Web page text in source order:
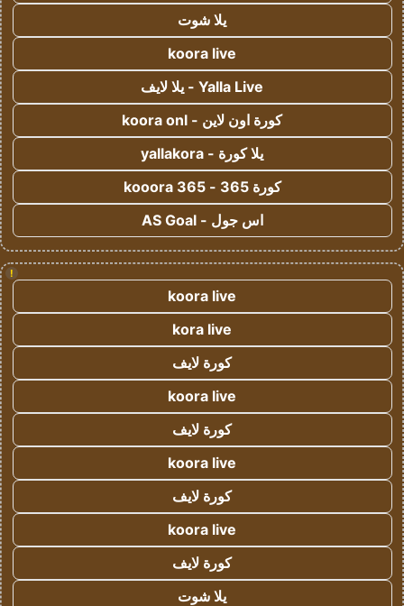
يلا شوت
koora live
Yalla Live - يلا لايف
كورة اون لاين - koora onl
يلا كورة - yallakora
كورة 365 - kooora 365
اس جول - AS Goal
!
koora live
kora live
كورة لايف
koora live
كورة لايف
koora live
كورة لايف
koora live
كورة لايف
يلا شوت